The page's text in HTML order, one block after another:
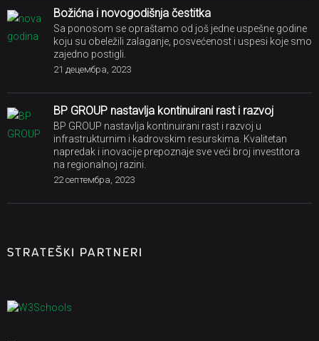
BP GROUP nastavlja kontinuirani rast i razvoj u
infrastrukturnim i kadrovskim resurskima. Kvalitetan
napredak i inovacije prepoznaje sve veći broj investitora
na regionalnoj razini.
22 септембра, 2023
STRATEŠKI PARTNERI